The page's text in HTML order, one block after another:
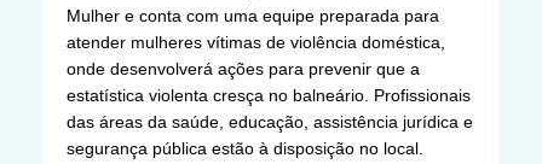
Mulher e conta com uma equipe preparada para
atender mulheres vítimas de violência doméstica,
onde desenvolverá ações para prevenir que a
estatística violenta cresça no balneário. Profissionais
das áreas da saúde, educação, assistência jurídica e
segurança pública estão à disposição no local.